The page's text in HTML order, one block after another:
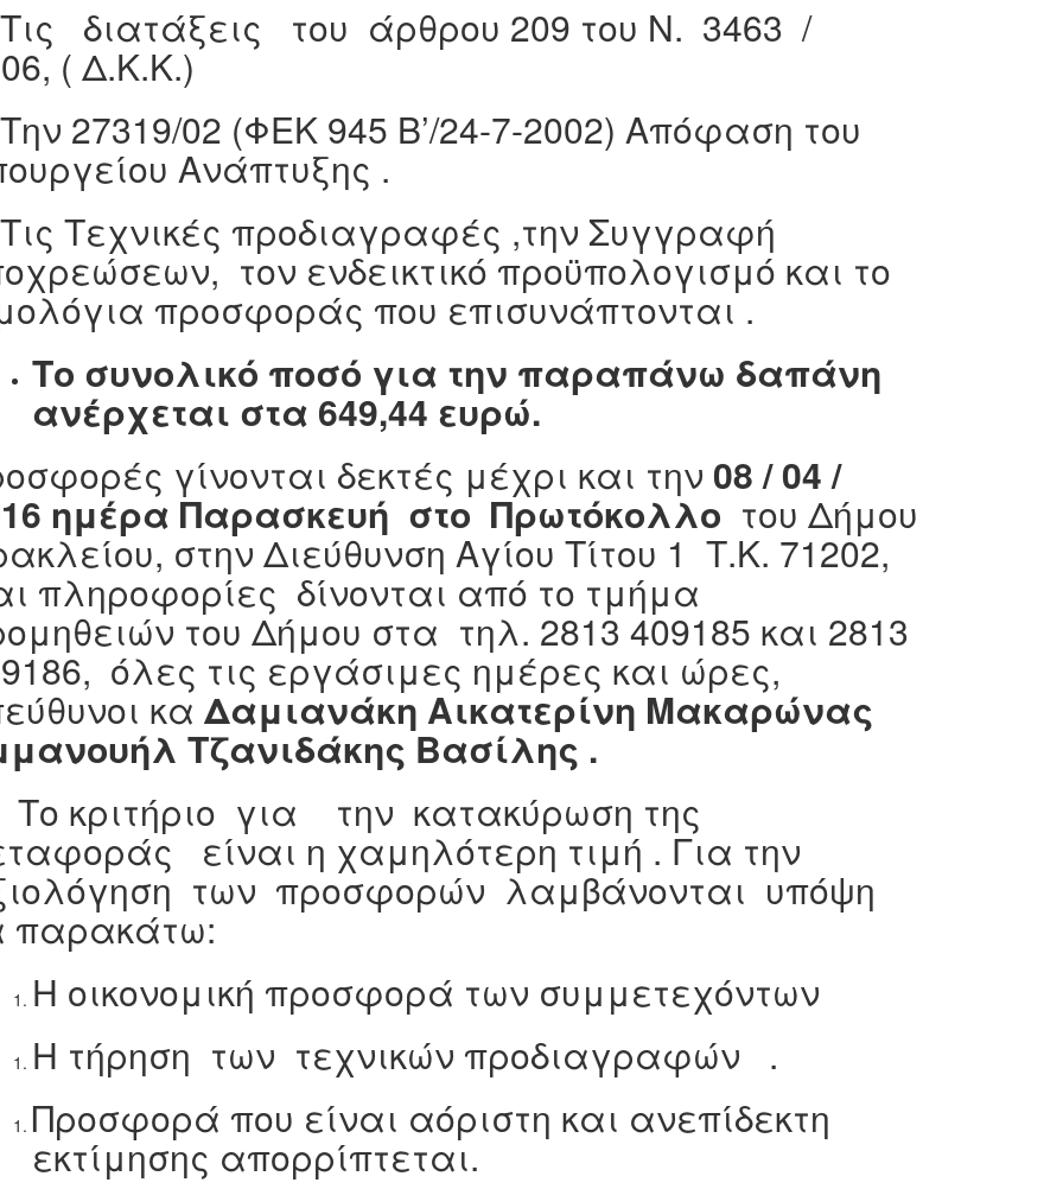
διατάξεις του άρθρου 209 του Ν. 3463 /
( Δ.Κ.Κ.)
27319/02 (ΦΕΚ 945 Β’/24-7-2002) Απόφαση του
Ανάπτυξης .
Τεχνικές προδιαγραφές ,την Συγγραφή
τον ενδεικτικό προϋπολογισμό και το
προσφοράς που επισυνάπτονται .
Το συνολικό ποσό για την παραπάνω δαπάνη
ανέρχεται στα 649,44 ευρώ.
γίνονται δεκτές μέχρι και την 08 / 04 /
ημέρα Παρασκευή στο Πρωτόκολλο του Δήμου
στην Διεύθυνση Αγίου Τίτου 1 Τ.Κ. 71202,
πληροφορίες δίνονται από το τμήμα
του Δήμου στα τηλ. 2813 409185 και 2813
όλες τις εργάσιμες ημέρες και ώρες,
κα Δαμιανάκη Αικατερίνη Μακαρώνας
Τζανιδάκης Βασίλης .
κριτήριο για την κατακύρωση της
είναι η χαμηλότερη τιμή . Για την
των προσφορών λαμβάνονται υπόψη
παρακάτω:
Η οικονομική προσφορά των συμμετεχόντων
Η τήρηση των τεχνικών προδιαγραφών .
Προσφορά που είναι αόριστη και ανεπίδεκτη
εκτίμησης απορρίπτεται.